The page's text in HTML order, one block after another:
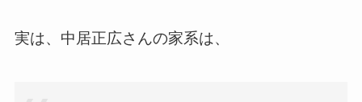
実は、中居正広さんの家系は、